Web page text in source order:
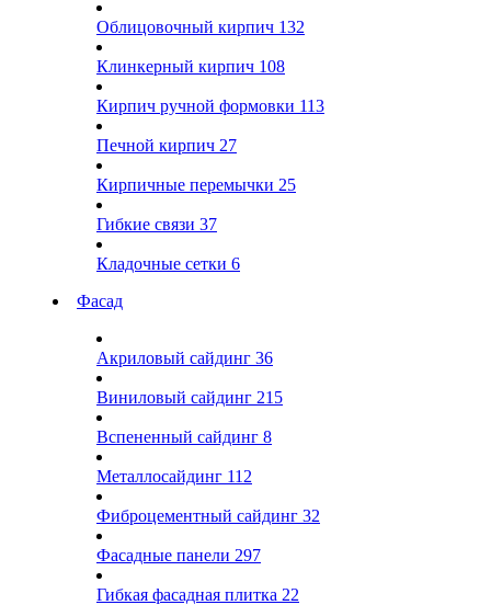
Облицовочный кирпич 132
Клинкерный кирпич 108
Кирпич ручной формовки 113
Печной кирпич 27
Кирпичные перемычки 25
Гибкие связи 37
Кладочные сетки 6
Фасад
Акриловый сайдинг 36
Виниловый сайдинг 215
Вспененный сайдинг 8
Металлосайдинг 112
Фиброцементный сайдинг 32
Фасадные панели 297
Гибкая фасадная плитка 22